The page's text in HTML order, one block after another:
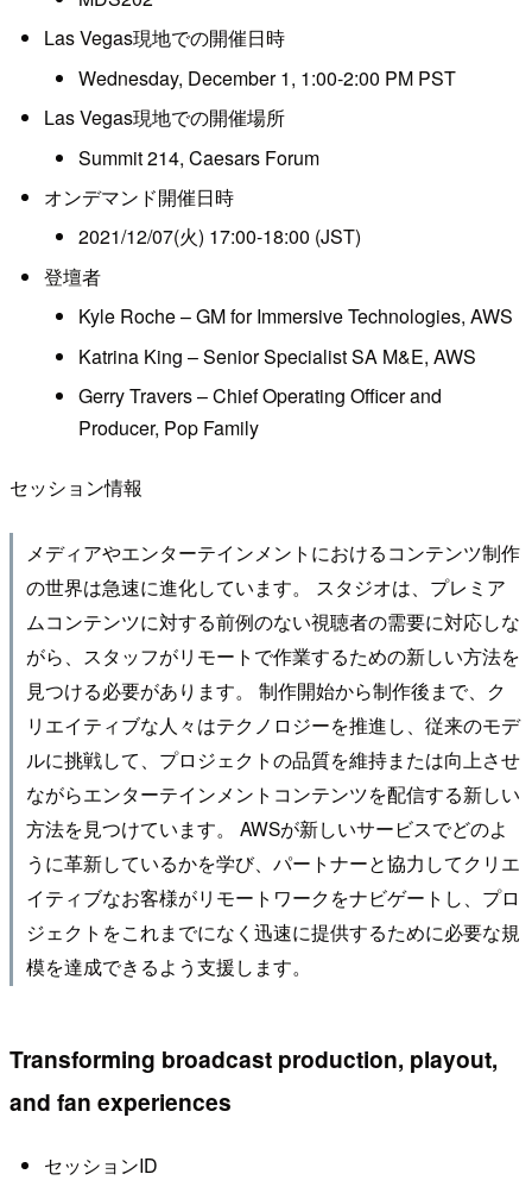
Las Vegas現地での開催日時
Wednesday, December 1, 1:00-2:00 PM PST
Las Vegas現地での開催場所
Summit 214, Caesars Forum
オンデマンド開催日時
2021/12/07(火) 17:00-18:00 (JST)
登壇者
Kyle Roche – GM for Immersive Technologies, AWS
Katrina King – Senior Specialist SA M&E, AWS
Gerry Travers – Chief Operating Officer and
Producer, Pop Family
セッション情報
メディアやエンターテインメントにおけるコンテンツ制作
の世界は急速に進化しています。 スタジオは、プレミア
ムコンテンツに対する前例のない視聴者の需要に対応しな
がら、スタッフがリモートで作業するための新しい方法を
見つける必要があります。 制作開始から制作後まで、ク
リエイティブな人々はテクノロジーを推進し、従来のモデ
ルに挑戦して、プロジェクトの品質を維持または向上させ
ながらエンターテインメントコンテンツを配信する新しい
方法を見つけています。 AWSが新しいサービスでどのよ
うに革新しているかを学び、パートナーと協力してクリエ
イティブなお客様がリモートワークをナビゲートし、プロ
ジェクトをこれまでになく迅速に提供するために必要な規
模を達成できるよう支援します。
Transforming broadcast production, playout,
and fan experiences
セッションID